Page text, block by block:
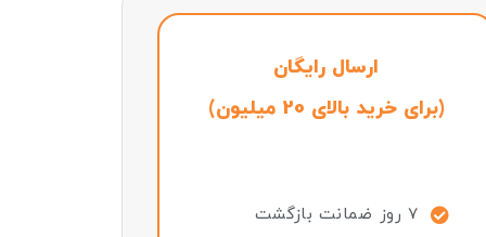
ارسال رایگان
(برای خرید بالای 20 میلیون)
7 روز ضمانت بازگشت